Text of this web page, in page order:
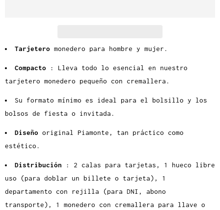
Tarjetero monedero para hombre y mujer.
Compacto : Lleva todo lo esencial en nuestro
tarjetero monedero pequeño con cremallera.
Su formato mínimo es ideal para el bolsillo y los
bolsos de fiesta o invitada.
Diseño original Piamonte, tan práctico como
estético.
Distribución : 2 calas para tarjetas, 1 hueco libre
uso (para doblar un billete o tarjeta), 1
departamento con rejilla (para DNI, abono
transporte), 1 monedero con cremallera para llave o